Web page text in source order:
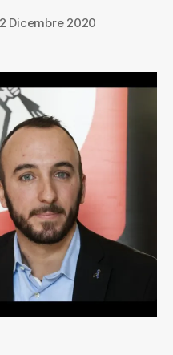
2 Dicembre 2020